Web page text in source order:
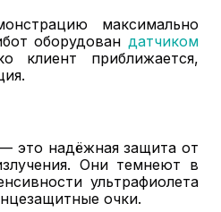
максимально
оборудован датчиком
клиент приближается,
это надёжная защита от
Они темнеют в
ультрафиолета
очки.